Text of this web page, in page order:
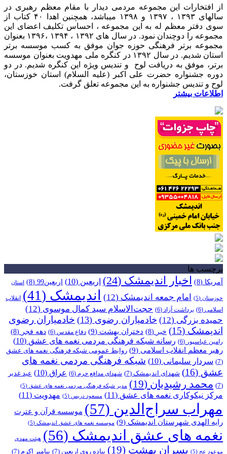
از افتخارات این مجموعه مردمی دیدار با مقام معظم رهبری در
سالهای ۱۳۹۳ ، ۱۳۹۷ و ۱۳۹۸ میباشد، همچنین اهدا ۴۰ کتاب از
سوی دفتر معظم له به این مجموعه ، احساس تکلیف اعضای این
مجموعه را دوچندان نمود. در سال های ۱۳۹۲ ، ۱۳۹۴ ،۱۳۹۶ بعنوان
مجموعه برتر فرهنگی حوزه جوان موفق به کسب موسسه برتر
استان شدیم. در سال ۱۳۹۲ در کنگره ملی مهدویت بعنوان موسسه
برتر، موفق به دریافت لوح و تندیس ویژه این کنگره شدیم. در دو
دوره جشنواره حضرت علی اکبر (علیه السلام) استان خوزستان،
لوح و تندیس جشنواره به این مجموعه تعلق گرفت.
اطلاعات بیشتر
برچسب ها
آمریکا (8) اخبار اندیمشک (24) اربعین (10) اربعین99 (8) استان
خوزستان (5) امام جمعه اندیمشک (12) اندیمشک (41)
انقلاب
اسلامی (6) برداشت آزاد (6) حجت‌الاسلام سید کمال موسوی (12)
حمیده بزرگی (12) خادمیاران رضوی (13)
خادمیاران رضوی
اندیمشک (15) خبر (8) دختران بهشت (9) دفاع مقدس (6) دهه فجر (8)
رامین عباسپور (6) رسانه شبکه فرهنگی مردمی نغمه های عشق (10)
رهبر معظم انقلاب اسلامی (9)
روابط عمومی شبکه فرهنگی نغمه های عشق
(7)
سردار سلیمانی (10)
شبکه فرهنگی مردمی نغمه های
عشق (16) شهدای اندیمشک (7) شهدای مدافع حرم (6) عراق (10)
عید غدیر
(7)
محمد رشیدیان (19) مدیر شبکه فرهنگی مردمی نغمه های عشق (5)
مرکز نیکوکاری نغمه های عشق (11) مسعود دریس (5) مهدویت (11)
مهراب سراج‌الدین (57)
موسسه قرآن و عترت
رایه الهدی شهرستان اندیمشک (9) موسسه نغمه های عشق اندیمشک (5)
نغمه های عشق اندیمشک (56) هیئت مهدی
موعود عج (5) پسران بهشت (19) پیاده روی اربعین (7) پیامبر اکرم (7)